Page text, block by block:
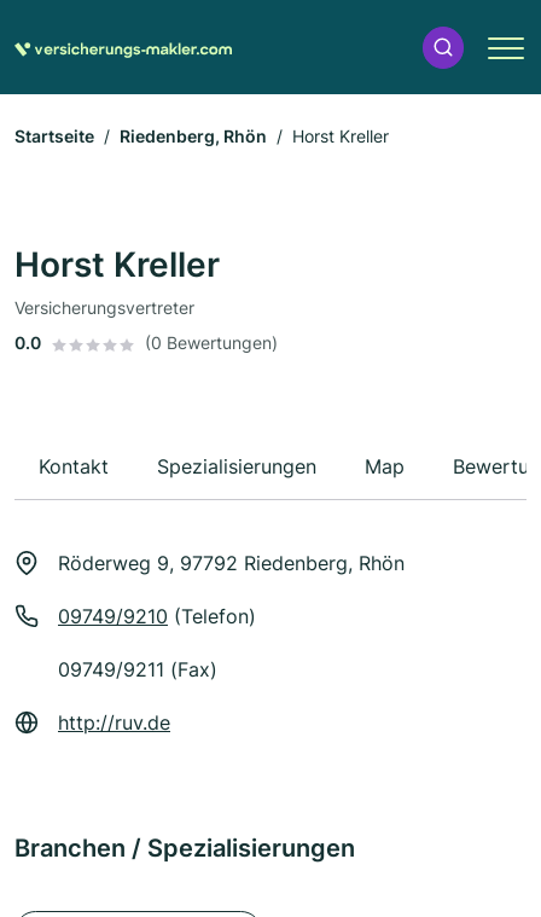
Startseite Riedenberg, Rhön Horst Kreller
Horst Kreller
Versicherungsvertreter
0.0
(0 Bewertungen)
Kontakt Spezialisierungen Map
Röderweg 9, 97792 Riedenberg, Rhön
09749/9210 (Telefon)
09749/9211 (Fax)
http://ruv.de
Branchen / Spezialisierungen